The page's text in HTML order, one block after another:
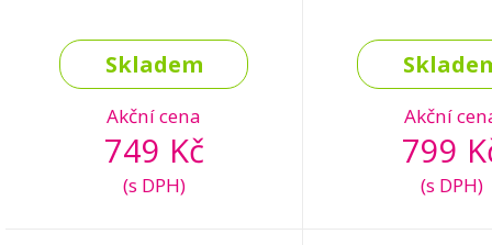
Skladem
Akční cena
749 Kč
(s DPH)
Akční
799
(s DPH)